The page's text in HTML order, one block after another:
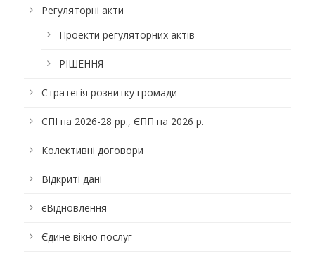
Регуляторні акти
Проекти регуляторних актів
РІШЕННЯ
Стратегія розвитку громади
СПІ на 2026-28 рр., ЄПП на 2026 р.
Колективні договори
Відкриті дані
єВідновлення
Єдине вікно послуг